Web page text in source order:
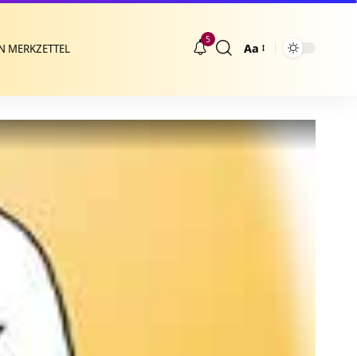
MERKZETTEL
5
Größenänderung
Aa